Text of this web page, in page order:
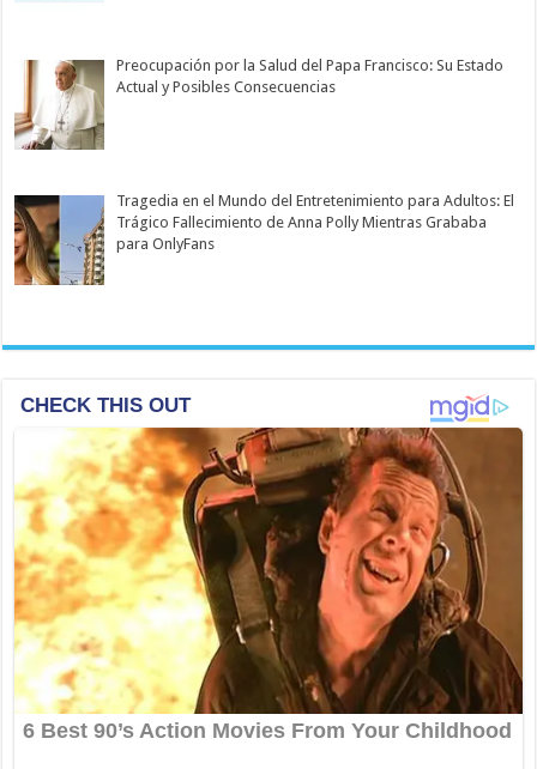
Preocupación por la Salud del Papa Francisco: Su Estado
Actual y Posibles Consecuencias
Tragedia en el Mundo del Entretenimiento para Adultos: El
Trágico Fallecimiento de Anna Polly Mientras Grababa
para OnlyFans